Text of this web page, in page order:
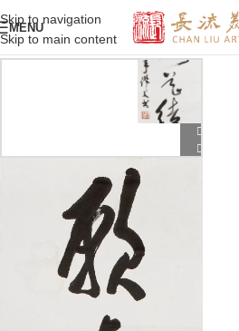
Skip to navigation
Skip to main content
MENU